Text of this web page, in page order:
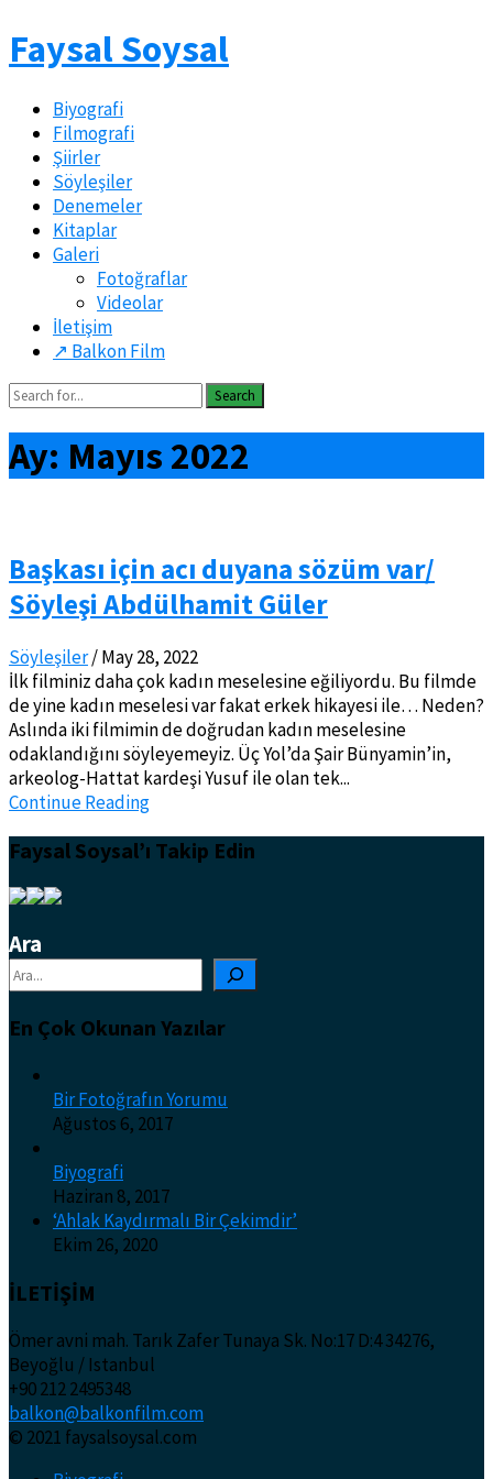
Faysal Soysal
Biyografi
Filmografi
Şiirler
Söyleşiler
Denemeler
Kitaplar
Galeri
Fotoğraflar
Videolar
İletişim
↗️ Balkon Film
Search
Ay: Mayıs 2022
Başkası için acı duyana sözüm var/
Söyleşi Abdülhamit Güler
Söyleşiler/May 28, 2022
İlk filminiz daha çok kadın meselesine eğiliyordu. Bu filmde
de yine kadın meselesi var fakat erkek hikayesi ile… Neden?
Aslında iki filmimin de doğrudan kadın meselesine
odaklandığını söyleyemeyiz. Üç Yol’da Şair Bünyamin’in,
arkeolog-Hattat kardeşi Yusuf ile olan tek...
Continue Reading
Faysal Soysal’ı Takip Edin
Ara
Ara
En Çok Okunan Yazılar
Bir Fotoğrafın Yorumu
Ağustos 6, 2017
Biyografi
Haziran 8, 2017
‘Ahlak Kaydırmalı Bir Çekimdir’
Ekim 26, 2020
İLETİŞİM
Ömer avni mah. Tarık Zafer Tunaya Sk. No:17 D:4 34276,
Beyoğlu / Istanbul
+90 212 2495348
balkon@balkonfilm.com
© 2021 faysalsoysal.com